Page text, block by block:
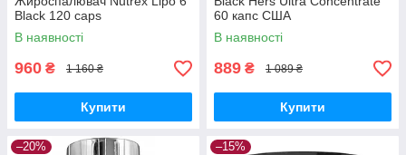
Black 120 caps
В наявності
960 ₴ 1 160 ₴
Купити
60 капс США
В наявності
889 ₴ 1 089 ₴
Купити
–20% –15%